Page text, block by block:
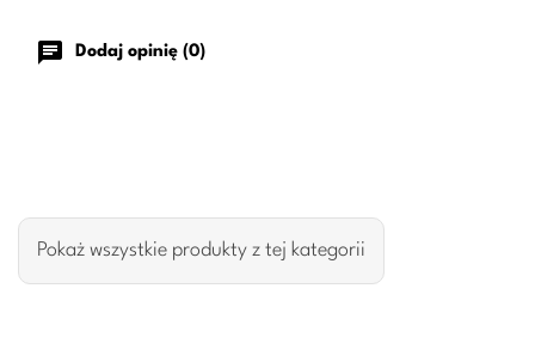
chat Dodaj opinię (0)
Pokaż wszystkie produkty z tej kategorii